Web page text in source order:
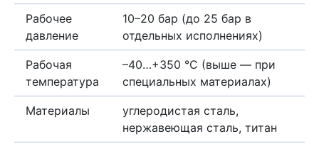
Рабочее
давление
10–20 бар (до 25 бар в
отдельных исполнениях)
Рабочая
температура
–40…+350 °C (выше — при
специальных материалах)
Материалы
углеродистая сталь,
нержавеющая сталь, титан